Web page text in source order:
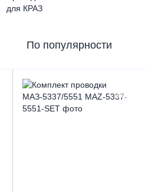
По популярности